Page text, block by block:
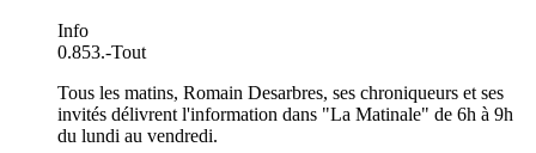
Info
0.853.-Tout
Tous les matins, Romain Desarbres, ses chroniqueurs et ses
invités délivrent l'information dans "La Matinale" de 6h à 9h
du lundi au vendredi.